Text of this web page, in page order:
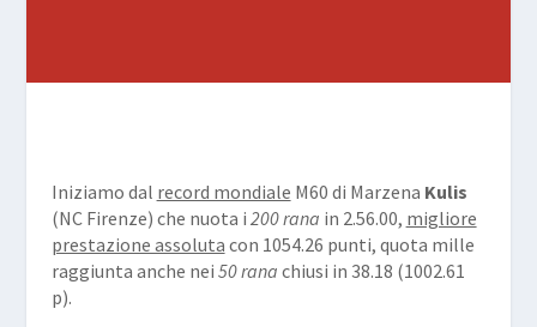
Iniziamo dal record mondiale M60 di Marzena Kulis
(NC Firenze) che nuota i 200 rana in 2.56.00, migliore
prestazione assoluta con 1054.26 punti, quota mille
raggiunta anche nei 50 rana chiusi in 38.18 (1002.61
p).